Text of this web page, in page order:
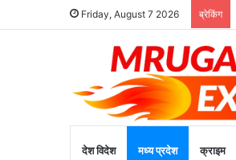
Friday, August 7 2026 ब्रेकिंग
देश विदेश मध्य प्रदेश क्राइम